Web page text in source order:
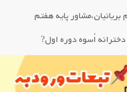
بریانیان،مشاور پایه هفتم
اُسوه دوره اول?